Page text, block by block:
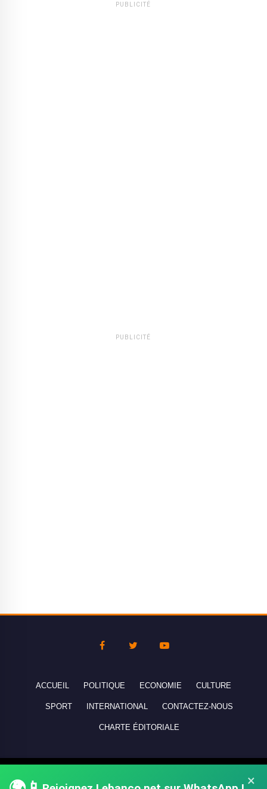
PUBLICITÉ
PUBLICITÉ
×
ACCUEIL POLITIQUE ECONOMIE CULTURE
SPORT INTERNATIONAL CONTACTEZ-NOUS
CHARTE ÉDITORIALE
réservés - All rights reserved.